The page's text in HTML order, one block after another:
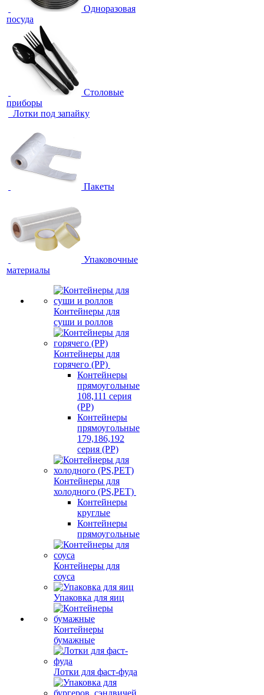
Одноразовая
посуда
Столовые
приборы
Лотки под запайку
Пакеты
Упаковочные
материалы
Контейнеры для
суши и роллов
Контейнеры для
горячего (PP)
Контейнеры
прямоугольные
108,111 серия
(PP)
Контейнеры
прямоугольные
179,186,192
серия (PP)
Контейнеры для
холодного (PS,PET)
Контейнеры
круглые
Контейнеры
прямоугольные
Контейнеры для
соуса
Упаковка для яиц
Контейнеры
бумажные
Лотки для фаст-фуда